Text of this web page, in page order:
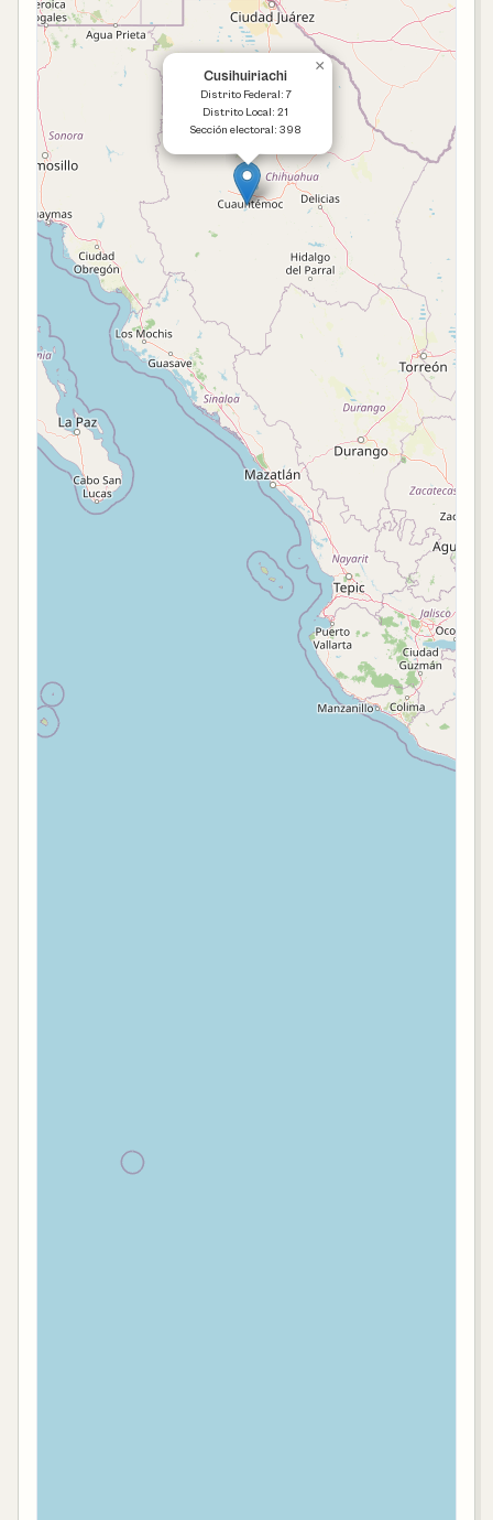
Cusihuiriachi
Distrito Federal: 7
Distrito Local: 21
Sección electoral: 398
×